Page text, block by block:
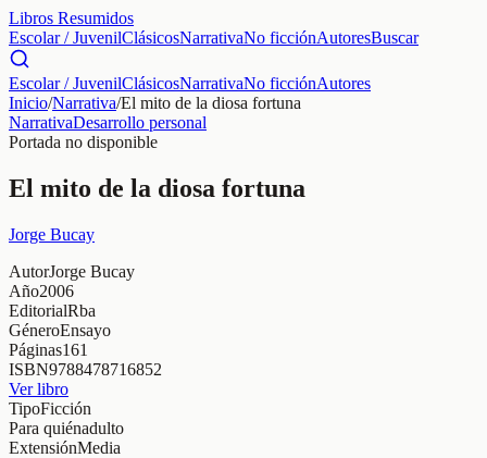
Libros Resumidos
Escolar / JuvenilClásicosNarrativaNo ficciónAutoresBuscar
Escolar / JuvenilClásicosNarrativaNo ficciónAutores
Inicio/Narrativa/El mito de la diosa fortuna
NarrativaDesarrollo personal
Portada no disponible
El mito de la diosa fortuna
Jorge Bucay
AutorJorge Bucay
Año2006
EditorialRba
GéneroEnsayo
Páginas161
ISBN9788478716852
Ver libro
TipoFicción
Para quiénadulto
ExtensiónMedia